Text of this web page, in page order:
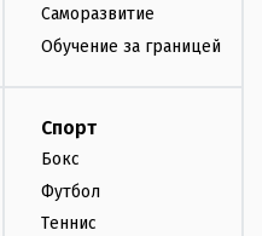
Саморазвитие
Обучение за границей
Спорт
Бокс
Футбол
Теннис